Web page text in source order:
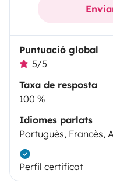
Puntuació global
5/5
Taxa de resposta
100 %
Idiomes parlats
Portuguès, Francès,
Perfil certificat